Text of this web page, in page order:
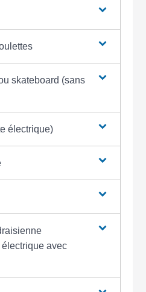
skateboard (sans
électrique)
avec